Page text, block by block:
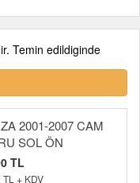
Temin edildiginde
2001-2007 CAM
SOL ÖN
TL
+ KDV